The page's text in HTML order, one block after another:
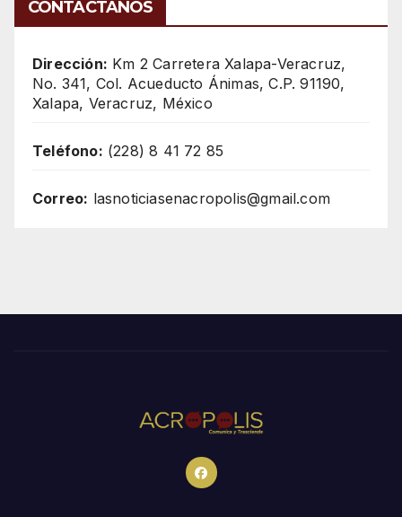
CONTÁCTANOS
Dirección: Km 2 Carretera Xalapa-Veracruz,
No. 341, Col. Acueducto Ánimas, C.P. 91190,
Xalapa, Veracruz, México
Teléfono: (228) 8 41 72 85
Correo: lasnoticiasenacropolis@gmail.com